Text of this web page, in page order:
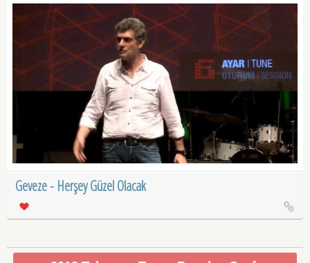
Geveze - Herşey Güzel Olacak